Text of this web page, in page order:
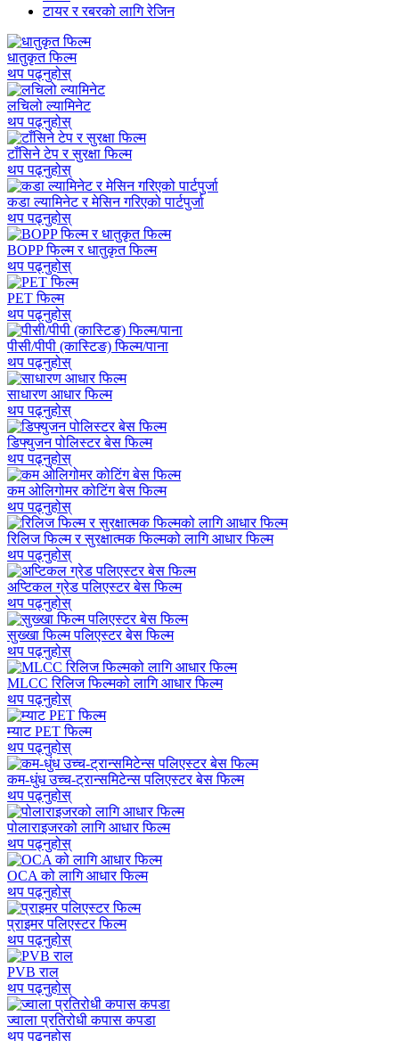
टायर र रबरको लागि रेजिन
धातुकृत फिल्म
थप पढ्नुहोस्
लचिलो ल्यामिनेट
थप पढ्नुहोस्
टाँसिने टेप र सुरक्षा फिल्म
थप पढ्नुहोस्
कडा ल्यामिनेट र मेसिन गरिएको पार्टपुर्जा
थप पढ्नुहोस्
BOPP फिल्म र धातुकृत फिल्म
थप पढ्नुहोस्
PET फिल्म
थप पढ्नुहोस्
पीसी/पीपी (कास्टिङ) फिल्म/पाना
थप पढ्नुहोस्
साधारण आधार फिल्म
थप पढ्नुहोस्
डिफ्युजन पोलिस्टर बेस फिल्म
थप पढ्नुहोस्
कम ओलिगोमर कोटिंग बेस फिल्म
थप पढ्नुहोस्
रिलिज फिल्म र सुरक्षात्मक फिल्मको लागि आधार फिल्म
थप पढ्नुहोस्
अप्टिकल ग्रेड पलिएस्टर बेस फिल्म
थप पढ्नुहोस्
सुख्खा फिल्म पलिएस्टर बेस फिल्म
थप पढ्नुहोस्
MLCC रिलिज फिल्मको लागि आधार फिल्म
थप पढ्नुहोस्
म्याट PET फिल्म
थप पढ्नुहोस्
कम-धुंध उच्च-ट्रान्समिटेन्स पलिएस्टर बेस फिल्म
थप पढ्नुहोस्
पोलाराइजरको लागि आधार फिल्म
थप पढ्नुहोस्
OCA को लागि आधार फिल्म
थप पढ्नुहोस्
प्राइमर पलिएस्टर फिल्म
थप पढ्नुहोस्
PVB राल
थप पढ्नुहोस्
ज्वाला प्रतिरोधी कपास कपडा
थप पढ्नुहोस्